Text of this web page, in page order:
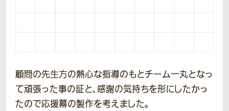
顧問の先生方の熱心な指導のもとチーム一丸となっ
て頑張った事の証と、感謝の気持ちを形にしたかっ
たので応援幕の製作を考えました。